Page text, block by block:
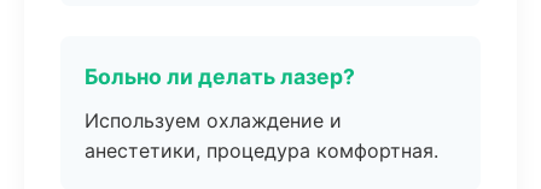
Больно ли делать лазер?
Используем охлаждение и
анестетики, процедура комфортная.